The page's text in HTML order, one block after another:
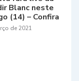
Blanc neste
(14) – Confira
de 2021